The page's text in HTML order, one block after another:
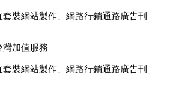
套裝網站製作、網路行銷通路廣告刊
旅行社銷售，全面優惠中....
灣加值服務
套裝網站製作、網路行銷通路廣告刊
旅行社銷售，全面優惠中....